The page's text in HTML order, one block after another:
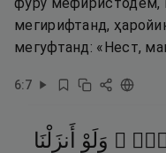
мегирифтанд,
мегуфтанд: «Нест,
6:7
وَلَوْ
أَنزَلْنَا